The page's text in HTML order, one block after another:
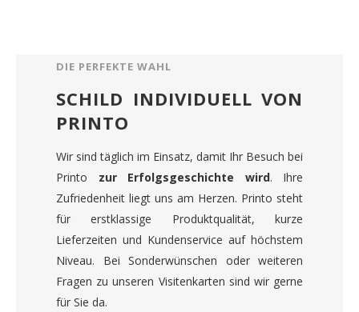
DIE PERFEKTE WAHL
SCHILD INDIVIDUELL VON
PRINTO
Wir sind täglich im Einsatz, damit Ihr Besuch bei
Printo zur Erfolgsgeschichte wird. Ihre
Zufriedenheit liegt uns am Herzen. Printo steht
für erstklassige Produktqualität, kurze
Lieferzeiten und Kundenservice auf höchstem
Niveau. Bei Sonderwünschen oder weiteren
Fragen zu unseren Visitenkarten sind wir gerne
für Sie da.